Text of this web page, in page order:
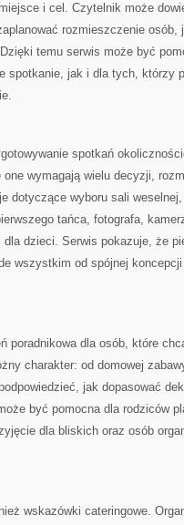
i cel. Czytelnik może
rozmieszczenie osób,
temu serwis może być
spotkanie, jak i dla tych, którzy
spotkań
one wymagają wielu decyzji,
dotyczące wyboru sali
tańca, fotografa,
dla dzieci. Serwis pokazuje, że
wszystkim od spójnej
poradnikowa dla osób, które
charakter: od domowej
jak dopasować
być pomocna dla rodziców
dla bliskich oraz osób
wskazówki cateringowe.